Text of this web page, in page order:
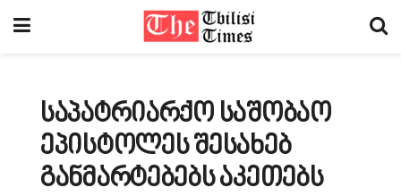
საპატრიარქო საშობაო
ეპისტოლეს შესახებ
განმარტებებს აკეთებს